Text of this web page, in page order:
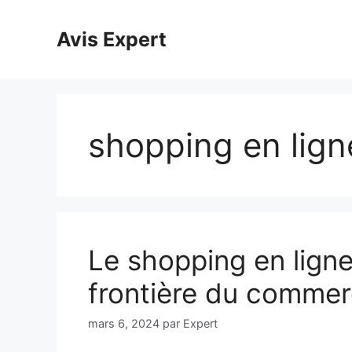
Avis Expert
shopping en
Le shopping en
frontière du
mars 6, 2024 par Expert